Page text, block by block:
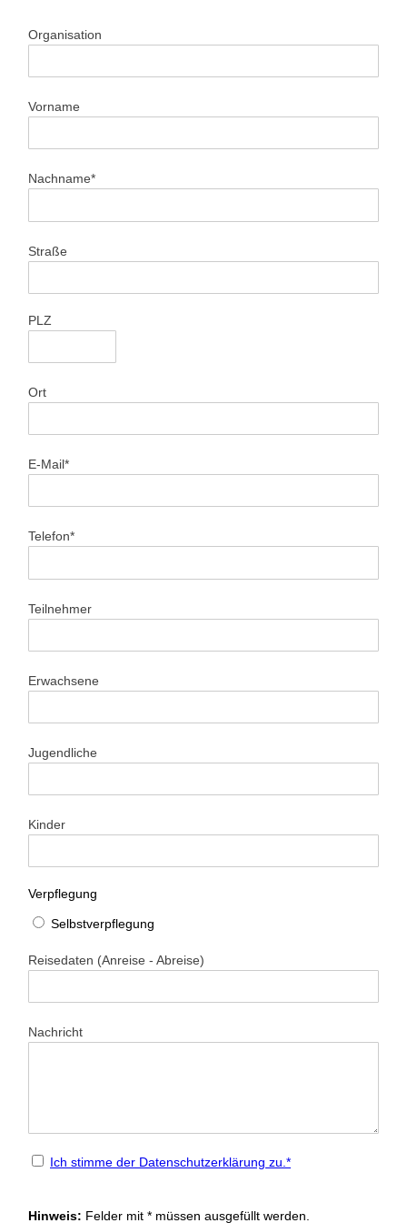
Organisation
Vorname
Nachname*
Straße
PLZ
Ort
E-Mail*
Telefon*
Teilnehmer
Erwachsene
Jugendliche
Kinder
Verpflegung
Selbstverpflegung
Reisedaten (Anreise - Abreise)
Nachricht
Ich stimme der Datenschutz­erklärung zu.*
Hinweis: Felder mit * müssen ausgefüllt werden.